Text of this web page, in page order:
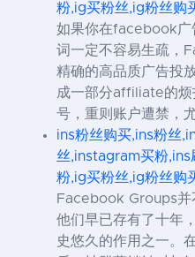
粉,ig买粉丝,ig粉丝购
如果你在facebook广
词一定不容易生疏，
精确的高品质广告投
成一部分affiliate的烦
号，重则账户遭禁，
ins粉丝购买,ins粉丝
丝,instagram买粉,ins
粉,ig买粉丝,ig粉丝购
Facebook Groups并
他们早已存有了十年
史悠久的作用之一。